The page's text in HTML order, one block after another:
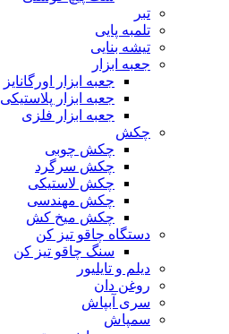
تبر
تلمبه پایی
تیشه بنایی
جعبه ابزار
جعبه ابزار اورگانایز
جعبه ابزار پلاستیکی
جعبه ابزار فلزی
چکش
چکش چوبی
چکش سرگرد
چکش لاستیکی
چکش مهندسی
چکش میخ کش
دستگاه چاقو تیز کن
سنگ چاقو تیز کن
دیلم و تایلیور
روغن دان
سری آبپاش
سمپاش